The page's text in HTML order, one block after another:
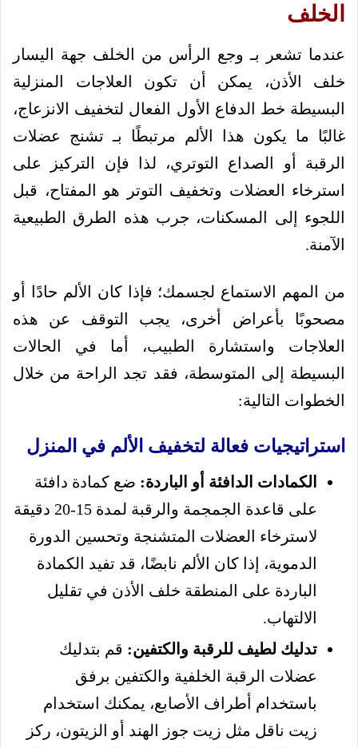
الخلف
عندما تشعر بـ وجع الرأس من الخلف جهة اليسار
خلف الأذن، يمكن أن تكون العلاجات المنزلية
البسيطة خط الدفاع الأول الفعال لتخفيف الانزعاج،
غالبًا ما يكون هذا الألم مرتبطًا بـ تشنج عضلات
الرقبة أو الصداع التوتري، لذا فإن التركيز على
استرخاء العضلات وتخفيف التوتر هو المفتاح، قبل
اللجوء إلى المسكنات، جرب هذه الطرق الطبيعية
الآمنة.
من المهم الاستماع لجسمك؛ فإذا كان الألم حادًا أو
مصحوبًا بأعراض أخرى، يجب التوقف عن هذه
العلاجات واستشارة الطبيب، أما في الحالات
البسيطة إلى المتوسطة، فقد تجد الراحة من خلال
الخطوات التالية:
استراتيجيات فعالة لتخفيف الألم في المنزل
الكمادات الدافئة أو الباردة: ضع كمادة دافئة
على قاعدة الجمجمة والرقبة لمدة 15-20 دقيقة
لاسترخاء العضلات المتشنجة وتحسين الدورة
الدموية، إذا كان الألم نابضًا، قد تفيد الكمادة
الباردة على المنطقة خلف الأذن في تقليل
الالتهاب.
تدليك لطيف للرقبة والكتفين: قم بتدليك
عضلات الرقبة الخلفية والكتفين برفق
باستخدام أطراف الأصابع، يمكنك استخدام
زيت ناقل مثل زيت جوز الهند أو الزيتون، ركز